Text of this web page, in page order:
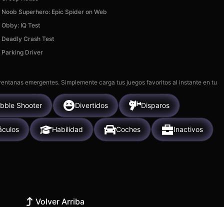
Noob Superhero: Epic Spider on Web
Obby: IQ Test
Deadly Crash Test
Parking Driver
emergentes. Simplemente carga tus juegos favoritos al instante en tu
Shooter Divertidos Disparos
Habilidad Coches Inactivos
Volver Arriba